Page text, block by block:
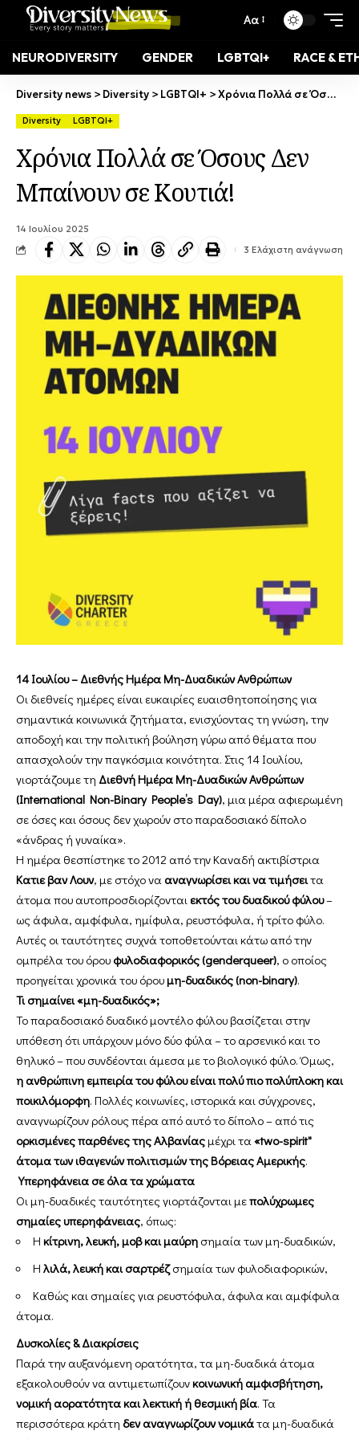
Αα
NEURODIVERSITY GENDER LGBTQI+ RACE &
Diversity news > Diversity > LGBTQI+ >Χρόνια Πολλά σε Όσους Δεν Μπαίνουν σε Κουτιά!
Diversity LGBTQI+
Χρόνια Πολλά σε Όσους Δεν
Μπαίνουν σε Κουτιά!
14 Ιουλίου 2025
3 Ελάχιστη ανάγνωση
14 Ιουλίου – Διεθνής Ημέρα Μη-Δυαδικών Ανθρώπων
Οι διεθνείς ημέρες είναι ευκαιρίες ευαισθητοποίησης για
σημαντικά κοινωνικά ζητήματα, ενισχύοντας τη γνώση, την
αποδοχή και την πολιτική βούληση γύρω από θέματα που
απασχολούν την παγκόσμια κοινότητα. Στις 14 Ιουλίου,
γιορτάζουμε τη Διεθνή Ημέρα Μη-Δυαδικών Ανθρώπων
(International Non-Binary People’s Day), μια μέρα αφιερωμένη
σε όσες και όσους δεν χωρούν στο παραδοσιακό δίπολο
«άνδρας ή γυναίκα».
Η ημέρα θεσπίστηκε το 2012 από την Καναδή ακτιβίστρια
Kατιε βαν Λουν, με στόχο να αναγνωρίσει και να τιμήσειτα
άτομα που αυτοπροσδιορίζονται εκτός του δυαδικού φύλου–
ως άφυλα, αμφίφυλα, ημίφυλα, ρευστόφυλα, ή τρίτο φύλο.
Αυτές οι ταυτότητες συχνά τοποθετούνται κάτω από την
ομπρέλα του όρου φυλοδιαφορικός (genderqueer), ο οποίος
προηγείται χρονικά του όρουμη-δυαδικός (non-binary).
Τι σημαίνει «μη-δυαδικός»;
Το παραδοσιακό δυαδικό μοντέλο φύλου βασίζεται στην
υπόθεση ότι υπάρχουν μόνο δύο φύλα – το αρσενικό και το
θηλυκό – που συνδέονται άμεσα με το βιολογικό φύλο. Όμως,
η ανθρώπινη εμπειρία του φύλου είναι πολύ πιο πολύπλοκη και
ποικιλόμορφη. Πολλές κοινωνίες, ιστορικά και σύγχρονες,
αναγνωρίζουν ρόλους πέρα από αυτό το δίπολο – από τις
ορκισμένες παρθένες της Αλβανίαςμέχρι τα «two-spirit"
άτομα των ιθαγενών πολιτισμών της Βόρειας Αμερικής.
Υπερηφάνεια σε όλα τα χρώματα
Οι μη-δυαδικές ταυτότητες γιορτάζονται μεπολύχρωμες
σημαίες υπερηφάνειας, όπως:
Η κίτρινη, λευκή, μοβ και μαύρη σημαία των μη-δυαδικών,
Η λιλά, λευκή και σαρτρέζσημαία των φυλοδιαφορικών,
Καθώς και σημαίες για ρευστόφυλα, άφυλα και αμφίφυλα
άτομα.
Δυσκολίες & Διακρίσεις
Παρά την αυξανόμενη ορατότητα, τα μη-δυαδικά άτομα
εξακολουθούν να αντιμετωπίζουνκοινωνική αμφισβήτηση,
νομική αορατότητα και λεκτική ή θεσμική βία. Τα
περισσότερα κράτη δεν αναγνωρίζουν νομικάτα μη-δυαδικά